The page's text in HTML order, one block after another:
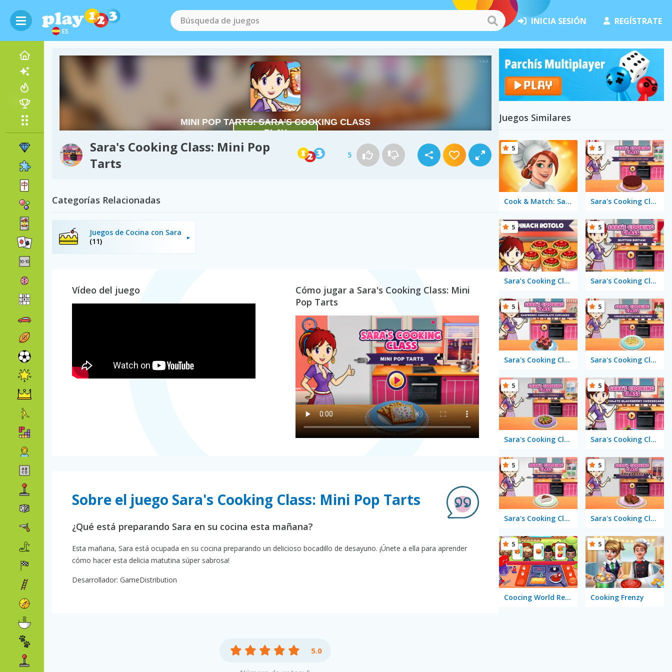
ES
INICIA SESIÓN REGÍSTRATE
Sara's Cooking Class: Mini Pop
Tarts
5
Categorías Relacionadas
Juegos de Cocina con Sara
(11)
Vídeo del juego
Cómo jugar a Sara's Cooking Class: Mini
Pop Tarts
Sobre el juego Sara's Cooking Class: Mini Pop Tarts
¿Qué está preparando Sara en su cocina esta mañana?
Esta mañana, Sara está ocupada en su cocina preparando un delicioso bocadillo de desayuno. ¡Únete a ella para aprender
cómo hacer esta delicia matutina súper sabrosa!
Desarrollador: GameDistribution
5.0
Juegos Similares
Cook & Match: Sara's Adventure
5
Sara's Cooking Class: Cherry Upside Down Cake
5
Sara’s Cooking Class: Spinach Rotolo
5
Sara's Cooking Class: Mutton Biryani
5
Sara's Cooking Class: Raspberry Chocolate Cupcakes
5
Sara's Cooking Class: Chicken Fettuccine Alfredo
5
Sara's Cooking Class: Ratatouille Casserole
5
Sara's Cooking Class: Berry Cheesecake
5
Sara's Cooking Class: Banana Split Pie
5
Sara's Cooking Class: Caramel Nut Brownie
5
Coocing World Reboot
5
Cooking Frenzy
5